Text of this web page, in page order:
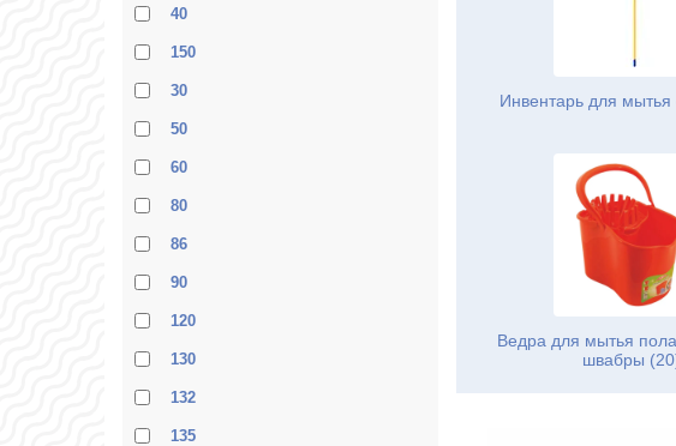
40
150
30
50
60
80
86
90
120
130
132
135
Инвентарь для мытья
Ведра для мытья
швабры